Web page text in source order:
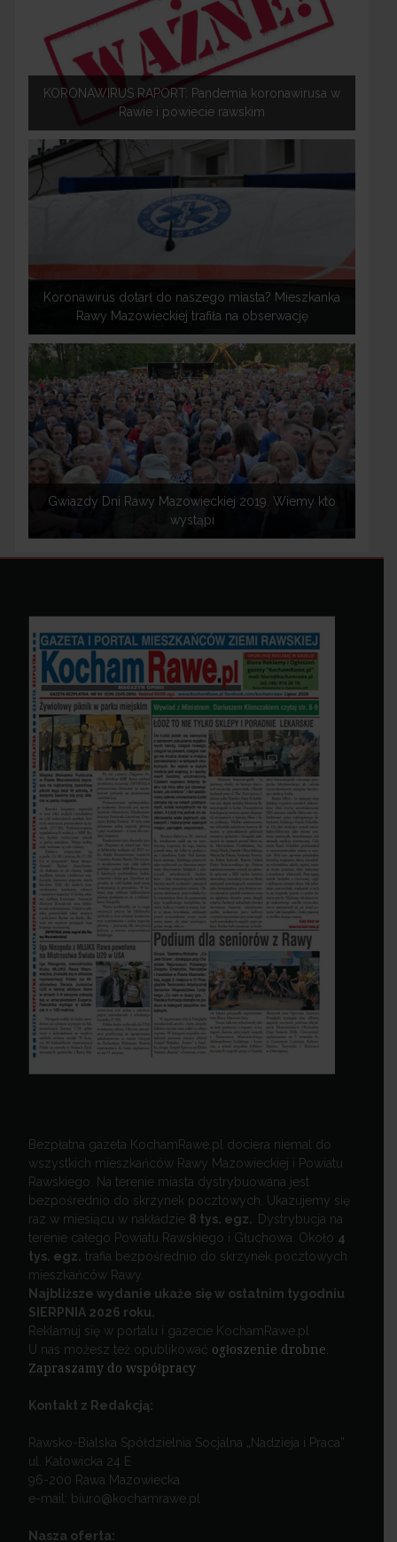
KORONAWIRUS RAPORT: Pandemia koronawirusa w
Rawie i powiecie rawskim
Koronawirus dotarł do naszego miasta? Mieszkanka
Rawy Mazowieckiej trafiła na obserwację
Gwiazdy Dni Rawy Mazowieckiej 2019. Wiemy kto
wystąpi
Bezpłatna gazeta KochamRawe.pl dociera niemal do
wszystkich mieszkańców Rawy Mazowieckiej i Powiatu
Rawskiego. Na terenie miasta dystrybuowana jest
bezpośrednio do skrzynek pocztowych. Ukazujemy się
raz w miesiącu w nakładzie 8 tys. egz. Dystrybucja na
terenie całego Powiatu Rawskiego i Głuchowa. Około 4
tys. egz. trafia bezpośrednio do skrzynek pocztowych
mieszkańców Rawy.
Najbliższe wydanie ukaże się w ostatnim tygodniu
SIERPNIA 2026 roku.
Reklamuj się w portalu i gazecie KochamRawe.pl
U nas możesz też opublikować ogłoszenie drobne.
Zapraszamy do współpracy.
Kontakt z Redakcją:
Rawsko-Bialska Spółdzielnia Socjalna „Nadzieja i Praca”
ul. Katowicka 24 E
96-200 Rawa Mazowiecka
e-mail: biuro@kochamrawe.pl
Nasza oferta: